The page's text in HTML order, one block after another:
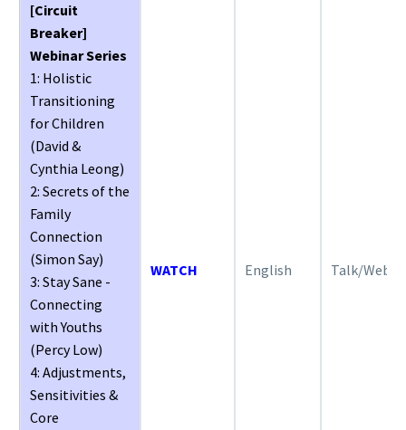
[Circuit
Breaker]
Webinar Series
1: Holistic
Transitioning
for Children
(David &
Cynthia Leong)
2: Secrets of the
Family
Connection
(Simon Say)
3: Stay Sane -
Connecting
with Youths
(Percy Low)
4: Adjustments,
Sensitivities &
Core
WATCH English Talk/